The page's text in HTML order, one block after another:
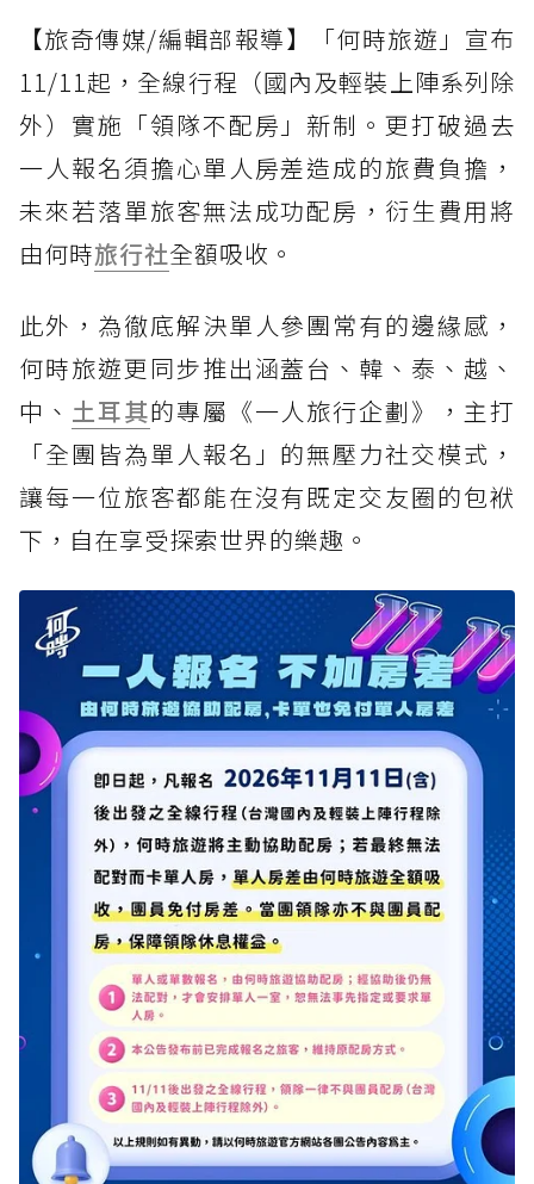
【旅奇傳媒/編輯部報導】「何時旅遊」宣布
11/11起，全線行程（國內及輕裝上陣系列除
外）實施「領隊不配房」新制。更打破過去
一人報名須擔心單人房差造成的旅費負擔，
未來若落單旅客無法成功配房，衍生費用將
由何時旅行社全額吸收。
此外，為徹底解決單人參團常有的邊緣感，
何時旅遊更同步推出涵蓋台、韓、泰、越、
中、 土耳其的專屬《一人旅行企劃》，主打
「全團皆為單人報名」的無壓力社交模式，
讓每一位旅客都能在沒有既定交友圈的包袱
下，自在享受探索世界的樂趣。